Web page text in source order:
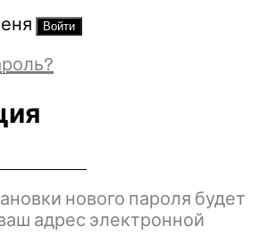
Войти
нового пароля будет
адрес электронной